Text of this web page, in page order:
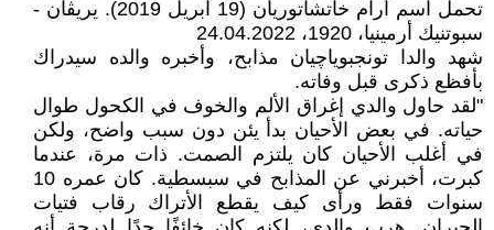
تحمل اسم آرام خاتشاتوريان (19 أبريل 2019). يريڨان -
سبوتنيك أرمينيا، 1920، 24.04.2022
شهد والدا تونجبوياچيان مذابح، وأخبره والده سيدراك
بأفظع ذكرى قبل وفاته.
"لقد حاول والدي إغراق الألم والخوف في الكحول طوال
حياته. في بعض الأحيان بدأ يئن دون سبب واضح، ولكن
في أغلب الأحيان كان يلتزم الصمت. ذات مرة، عندما
كبرت، أخبرني عن المذابح في سبسطية. كان عمره 10
سنوات فقط ورأى كيف يقطع الأتراك رقاب فتيات